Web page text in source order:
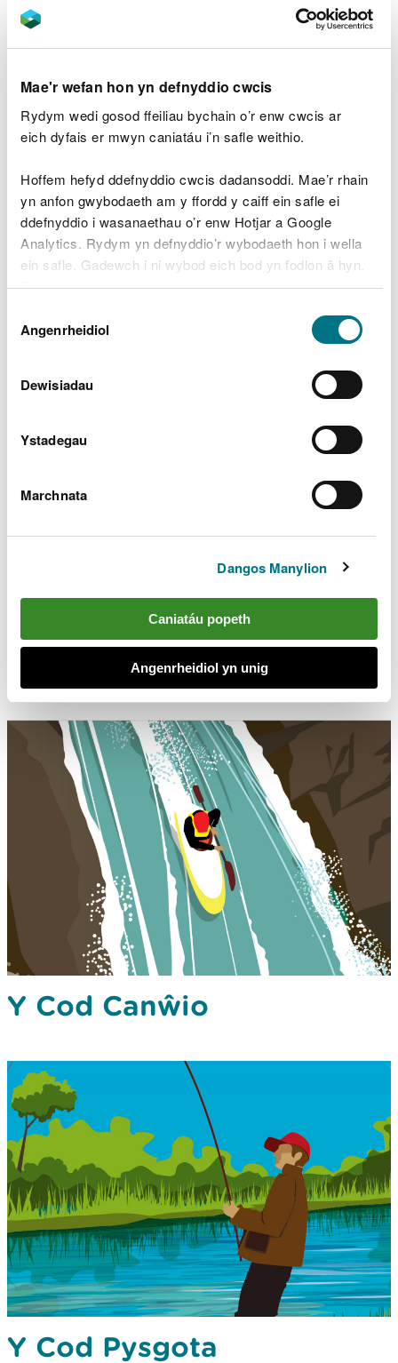
Mae'r wefan hon yn defnyddio cwcis
Rydym wedi gosod ffeiliau bychain o’r enw cwcis ar
eich dyfais er mwyn caniatáu i’n safle weithio.
Hoffem hefyd ddefnyddio cwcis dadansoddi. Mae’r rhain
yn anfon gwybodaeth am y ffordd y caiff ein safle ei
ddefnyddio i wasanaethau o’r enw Hotjar a Google
Analytics. Rydym yn defnyddio’r wybodaeth hon i wella
ein safle. Gadewch i ni wybod eich bod yn fodlon â hyn.
Byddwn yn defnyddio cwci i gadw eich dewis.
Gellirdarllen mwy am ein cwcis cyn i chi ddewis.
Caniatâd
Angenrheidiol
Dewisiadau
Ystadegau
Marchnata
Dangos Manylion
Caniatáu popeth
Angenrheidiol yn unig
Y Cod Defnyddwyr
Llwybrau
Cod y Glannau
Y Cod Canŵio
Y Cod Pysgota